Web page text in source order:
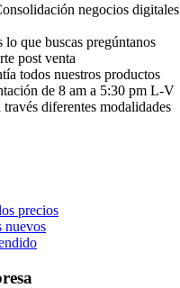
negocios digitales
lo que buscas pregúntanos
post venta
todos nuestros productos
de 8 am a 5:30 pm L-V
través diferentes modalidades
precios
nuevos